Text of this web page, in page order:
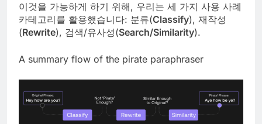
이것을 가능하게 하기 위해, 우리는 세 가지 사용 사례
카테고리를 활용했습니다: 분류(Classify), 재작성
(Rewrite), 검색/유사성(Search/Similarity).
A summary flow of the pirate paraphraser